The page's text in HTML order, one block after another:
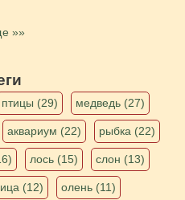
»»
птицы (29) медведь (27)
аквариум (22) рыбка (22)
лось (15) слон (13)
(12)
олень (11)